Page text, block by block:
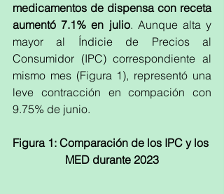
medicamentos de dispensa con receta
aumentó 7.1% en julio. Aunque alta y
mayor al Índicie de Precios al
Consumidor (IPC) correspondiente al
mismo mes (Figura 1), representó una
leve contracción en compación con
9.75% de junio.
Figura 1: Comparación de los IPC y los
MED durante 2023